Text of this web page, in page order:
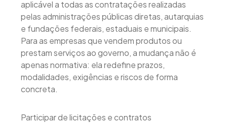
aplicável a todas as contratações realizadas
pelas administrações públicas diretas, autarquias
e fundações federais, estaduais e municipais.
Para as empresas que vendem produtos ou
prestam serviços ao governo, a mudança não é
apenas normativa: ela redefine prazos,
modalidades, exigências e riscos de forma
concreta.
Participar de licitações e contratos